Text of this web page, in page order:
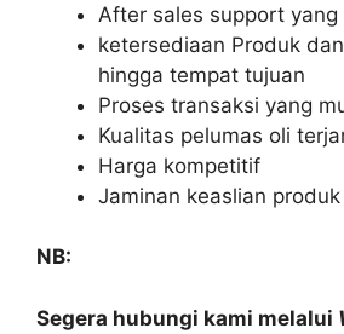
After sales support yang
ketersediaan Produk
hingga tempat tujuan
Proses transaksi yang
Kualitas pelumas oli
Harga kompetitif
Jaminan keaslian
NB:
Segera hubungi kami melalui